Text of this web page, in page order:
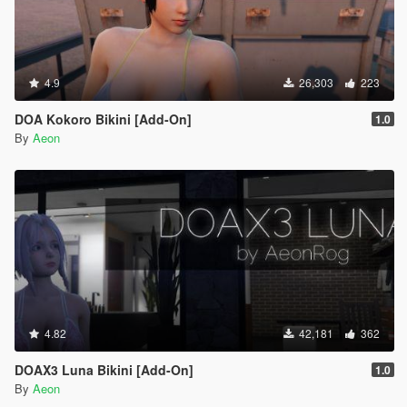
4.9 26,303 223
DOA Kokoro Bikini [Add-On] 1.0
By Aeon
4.82 42,181 362
DOAX3 Luna Bikini [Add-On] 1.0
By Aeon